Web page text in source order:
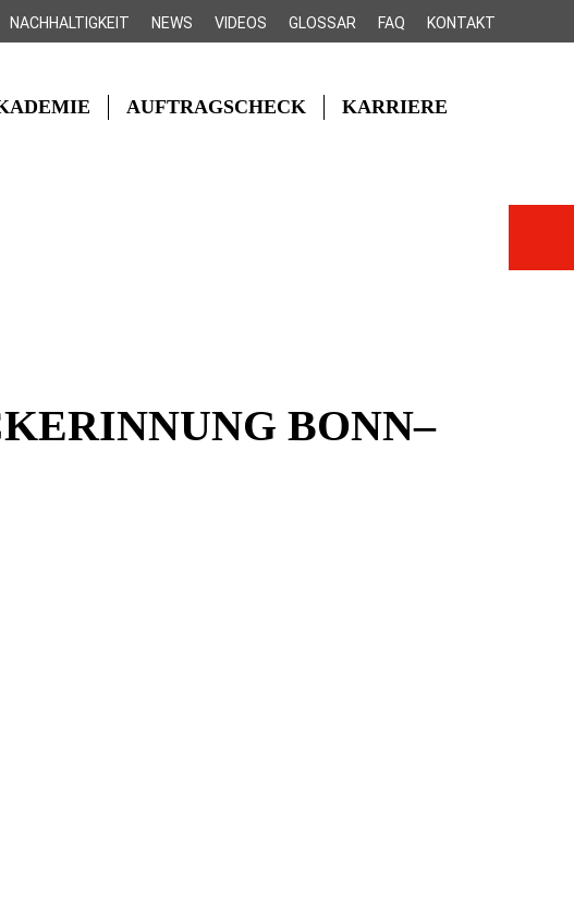
NACHHALTIGKEIT NEWS VIDEOS GLOSSAR FAQ KONTAKT
AUFTRAGSCHECK KARRIERE
BONN–